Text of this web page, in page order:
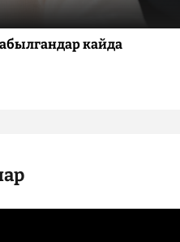
кайда